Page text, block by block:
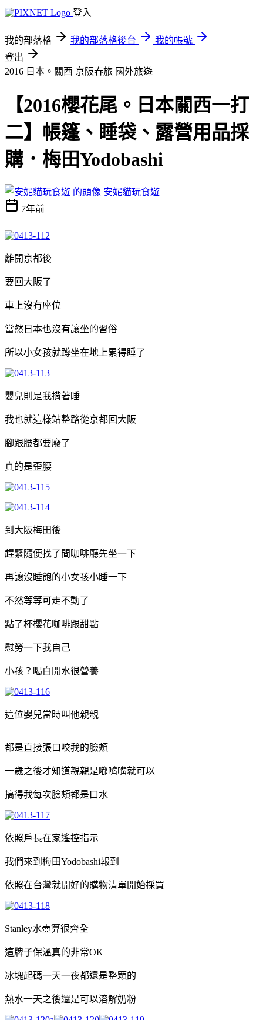
登入
我的部落格 我的部落格後台
我的帳號
登出
2016 日本。關西 京阪春旅 國外旅遊
【2016櫻花尾。日本關西一打
二】帳篷、睡袋、露營用品採
購．梅田Yodobashi
安妮貓玩食遊
7年前
離開京都後
要回大阪了
車上沒有座位
當然日本也沒有讓坐的習俗
所以小女孩就蹲坐在地上累得睡了
嬰兒則是我揹著睡
我也就這樣站整路從京都回大阪
腳跟腰都要廢了
真的是歪腰
到大阪梅田後
趕緊隨便找了間咖啡廳先坐一下
再讓沒睡飽的小女孩小睡一下
不然等等可走不動了
點了杯櫻花咖啡跟甜點
慰勞一下我自己
小孩？喝白開水很營養
這位嬰兒當時叫他親親
都是直接張口咬我的臉頰
一歲之後才知道親親是嘟嘴嘴就可以
搞得我每次臉頰都是口水
依照戶長在家遙控指示
我們來到梅田Yodobashi報到
依照在台灣就開好的購物清單開始採買
Stanley水壺算很齊全
這牌子保溫真的非常OK
冰塊起碼一天一夜都還是整顆的
熱水一天之後還是可以溶解奶粉